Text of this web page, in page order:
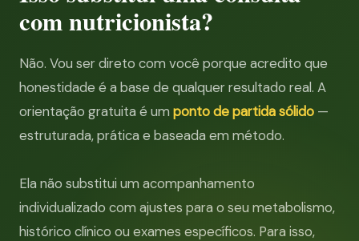
com nutricionista?
Não. Vou ser direto com você porque acredito que
honestidade é a base de qualquer resultado real. A
orientação gratuita é um ponto de partida sólido —
estruturada, prática e baseada em método.
Ela não substitui um acompanhamento
individualizado com ajustes para o seu metabolismo,
histórico clínico ou exames específicos. Para isso,